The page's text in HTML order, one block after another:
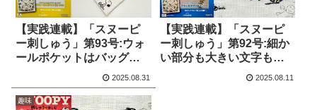
【実践連載】「スヌーピ
ー刺しゅう」第93号:ウォ
ールポケットはバッグに
2025.08.31
【実践連載】「スヌーピ
ー刺しゅう」第92号:細か
い部分も大きい文字も難
2025.08.11
趣味